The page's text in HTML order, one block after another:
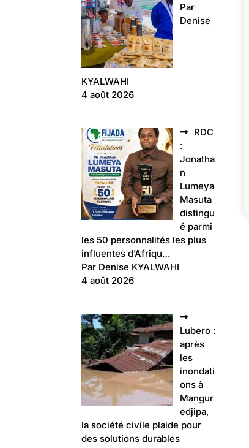
Par
Denise
KYALWAHI
4 août 2026
RDC
:
Jonatha
n
Lumeya
Masuta
distingu
é parmi
les 50 personnalités les plus
influentes d’Afriqu…
Par Denise KYALWAHI
4 août 2026
Lubero :
après
les
inondati
ons à
Mangur
edjipa,
la société civile plaide pour
des solutions durables